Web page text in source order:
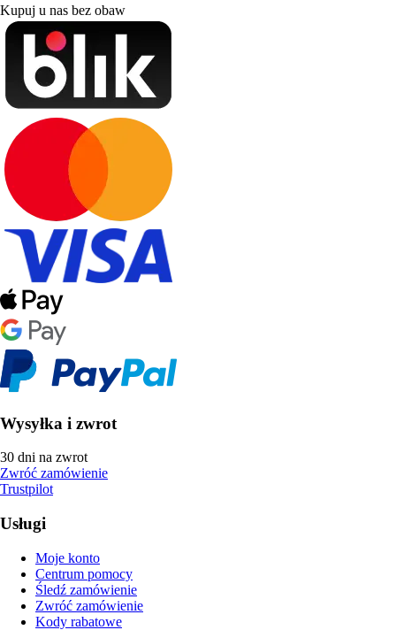
Kupuj u nas bez obaw
Wysyłka i zwrot
30 dni na zwrot
Zwróć zamówienie
Trustpilot
Usługi
Moje konto
Centrum pomocy
Śledź zamówienie
Zwróć zamówienie
Kody rabatowe